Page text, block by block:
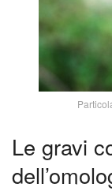
Le gravi